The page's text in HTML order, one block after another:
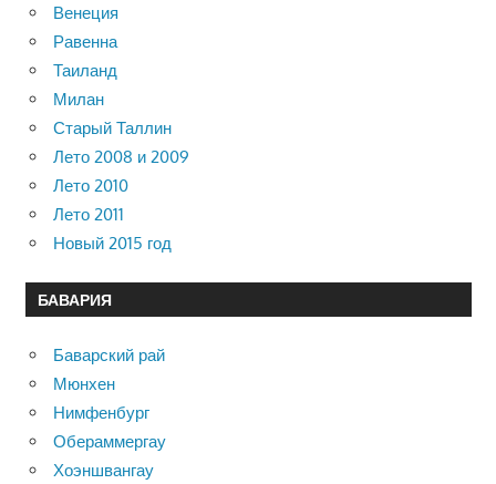
Венеция
Равенна
Таиланд
Милан
Старый Таллин
Лето 2008 и 2009
Лето 2010
Лето 2011
Новый 2015 год
БАВАРИЯ
Баварский рай
Мюнхен
Нимфенбург
Обераммергау
Хоэншвангау